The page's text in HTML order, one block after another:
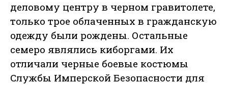
деловому центру в черном гравитолете,
только трое облаченных в гражданскую
одежду были рождены. Остальные
семеро являлись киборгами. Их
отличали черные боевые костюмы
Службы Имперской Безопасности для